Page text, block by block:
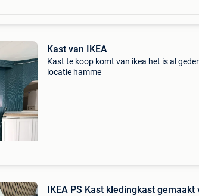
Kast van IKEA
Kast te koop komt van ikea het is al
locatie hamme
IKEA PS Kast kledingkast gemaakt